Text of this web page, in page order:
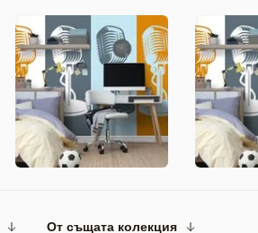
От същата колекция